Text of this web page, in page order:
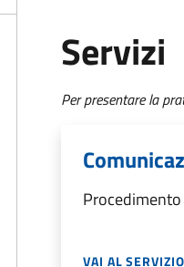
Servizi
Per presentare la
VAI AL SERVIZIO